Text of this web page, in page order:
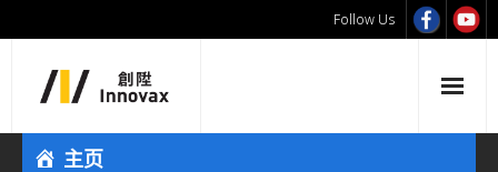
Follow Us
主页